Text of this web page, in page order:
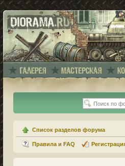
Список разделов форума
Правила и FAQ